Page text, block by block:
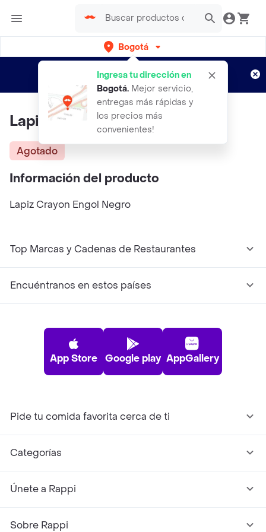
Bogotá
Ingresa tu dirección en
Bogotá. Mejor servicio,
entregas más rápidas y
los precios más
convenientes!
envíos gratis por semanas
Aplican TyC
Lapiz Crayon ENGOL Negro
Agotado
Información del producto
Lapiz Crayon Engol Negro
Top Marcas y Cadenas de Restaurantes
Encuéntranos en estos países
App Store Google play AppGallery
Pide tu comida favorita cerca de ti
Categorías
Únete a Rappi
Sobre Rappi